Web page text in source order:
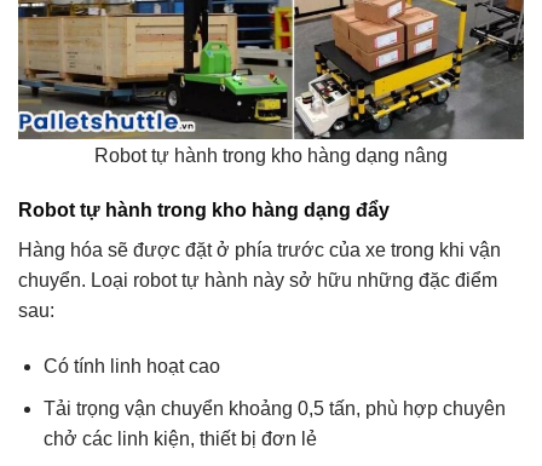
Robot tự hành trong kho hàng dạng nâng
Robot tự hành trong kho hàng dạng đẩy
Hàng hóa sẽ được đặt ở phía trước của xe trong khi vận
chuyển. Loại robot tự hành này sở hữu những đặc điểm
sau:
Có tính linh hoạt cao
Tải trọng vận chuyển khoảng 0,5 tấn, phù hợp chuyên
chở các linh kiện, thiết bị đơn lẻ